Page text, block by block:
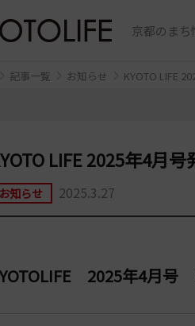
京都のまち
記事一覧 お知らせ KYOTO LIFE
LIFE 2025年4月
お知らせ 2025.3.27
2025年4月号